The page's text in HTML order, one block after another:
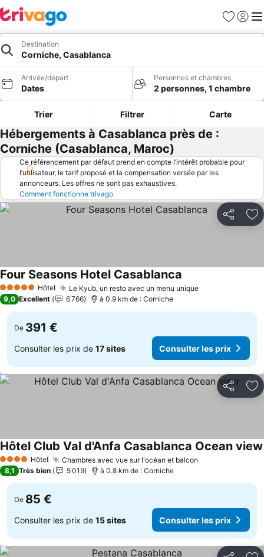
Favoris
Se
Destination
Corniche, Casablanca
Arrivée/départ
Dates
Personnes et chambres
2 personnes, 1 chambre
Trier Filtrer Carte
Hébergements à Casablanca près de :
Corniche (Casablanca, Maroc)
Ce référencement par défaut prend en compte l’intérêt probable pour
l’utilisateur, le tarif proposé et la compensation versée par les
annonceurs. Les offres ne sont pas exhaustives.
Comment fonctionne trivago
Partager
5 Étoiles Hôtel Le Kyub, un resto avec un menu unique
Four Seasons Hotel Casablanca
9,0 Excellent 6 766 à 0.9 km de : Corniche
De 391 €
Consulter les prix de 17 sites Consulter les prix
Partager
4 Étoiles Hôtel Chambres avec vue sur l'océan et balcon
Hôtel Club Val d'Anfa Casablanca Ocean view
8,1 Très bien 5 019 à 0.8 km de : Corniche
De 85 €
Consulter les prix de 15 sites Consulter les prix